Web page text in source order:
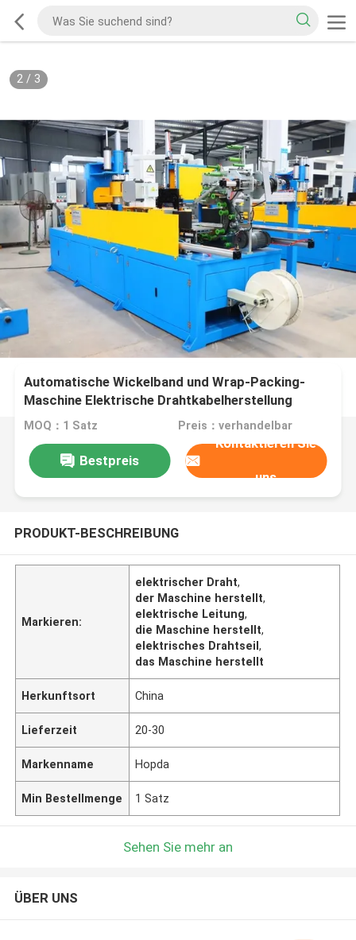
2/ 3
Automatische Wickelband und Wrap-Packing-
Maschine Elektrische Drahtkabelherstellung
Maschine
MOQ：1 Satz Preis：verhandelbar
Bestpreis
Kontaktieren Sie
uns
PRODUKT-BESCHREIBUNG
Markieren:
elektrischer Draht,
der Maschine herstellt,
elektrische Leitung,
die Maschine herstellt,
elektrisches Drahtseil,
das Maschine herstellt
Herkunftsort China
Lieferzeit 20-30
Markenname Hopda
Min Bestellmenge 1 Satz
Sehen Sie mehr an
ÜBER UNS